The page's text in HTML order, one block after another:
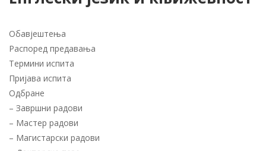
Обавјештења
Распоред предавања
Термини испита
Пријава испита
Одбране
– Завршни радови
– Мастер радови
– Магистарски радови